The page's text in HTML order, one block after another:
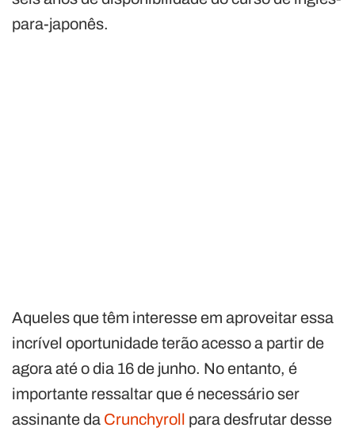
para-japonês.
Aqueles que têm interesse em aproveitar essa
incrível oportunidade terão acesso a partir de
agora até o dia 16 de junho. No entanto, é
importante ressaltar que é necessário ser
assinante da Crunchyroll para desfrutar desse